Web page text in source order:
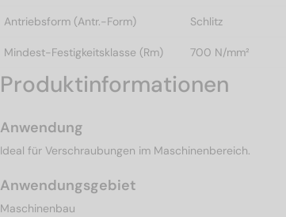
Antriebsform (Antr.-Form) Schlitz
Mindest-Festigkeitsklasse (Rm) 700 N/mm²
Produktinformationen
Anwendung
Ideal für Verschraubungen im Maschinenbereich.
Anwendungsgebiet
Maschinenbau